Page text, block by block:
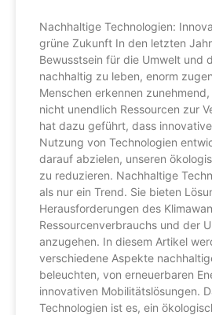
Nachhaltige Technologien:
grüne Zukunft In den letzten
Bewusstsein für die Umwelt und
nachhaltig zu leben, enorm
Menschen erkennen
nicht unendlich Ressourcen zur
hat dazu geführt, dass
Nutzung von Technologien
darauf abzielen, unseren
zu reduzieren. Nachhaltige
als nur ein Trend. Sie bieten
Herausforderungen des
Ressourcenverbrauchs und der
anzugehen. In diesem Artikel
verschiedene Aspekte
beleuchten, von erneuerbaren
innovativen Mobilitätslösungen.
Technologien ist es, ein